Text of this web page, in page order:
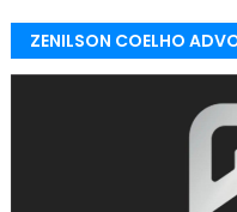
ZENILSON COELHO